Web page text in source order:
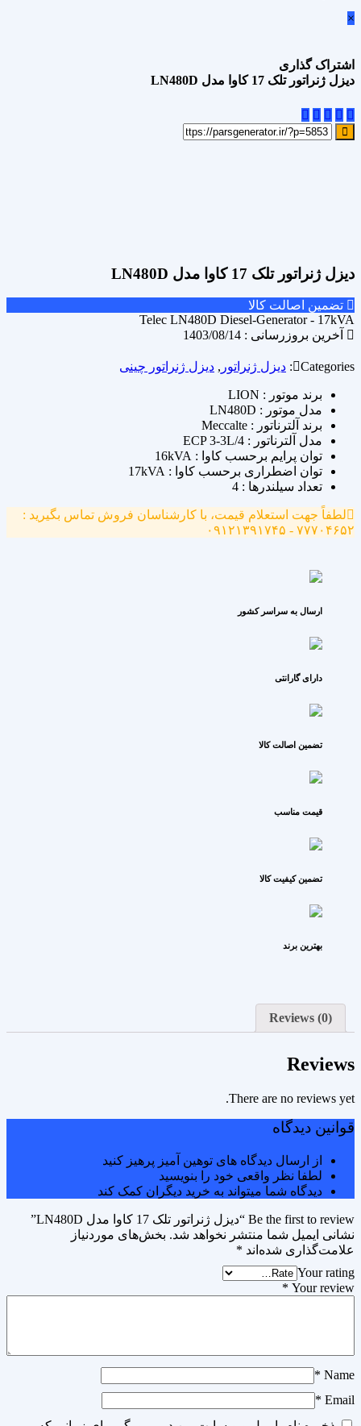
×
اشتراک گذاری
دیزل ژنراتور تلک 17 کاوا مدل LN480D
دیزل ژنراتور تلک 17 کاوا مدل LN480D
تضمین اصالت کالا
Telec LN480D Diesel-Generator - 17kVA
آخرین بروزرسانی : 1403/08/14
Categories: دیزل ژنراتور , دیزل ژنراتور چینی
برند موتور : LION
مدل موتور : LN480D
برند آلترناتور : Meccalte
مدل آلترناتور : ECP 3-3L/4
توان پرایم برحسب کاوا : 16kVA
توان اضطراری برحسب کاوا : 17kVA
تعداد سیلندرها : 4
لطفاً جهت استعلام قیمت، با کارشناسان فروش تماس بگیرید :
۷۷۷۰۴۶۵۲ - ۰۹۱۲۱۳۹۱۷۴۵
ارسال به سراسر کشور
دارای گارانتی
تضمین اصالت کالا
قیمت مناسب
تضمین کیفیت کالا
بهترین برند
Reviews (0)
Reviews
There are no reviews yet.
قوانین دیدگاه
از ارسال دیدگاه های توهین آمیز پرهیز کنید
لطفا نظر واقعی خود را بنویسید
دیدگاه شما میتواند به خرید دیگران کمک کند
Be the first to review “دیزل ژنراتور تلک 17 کاوا مدل LN480D”
نشانی ایمیل شما منتشر نخواهد شد. بخش‌های موردنیاز
علامت‌گذاری شده‌اند *
Your rating
Your review
*
Name
*
Email
*